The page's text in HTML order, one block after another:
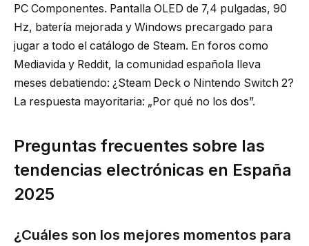
PC Componentes. Pantalla OLED de 7,4 pulgadas, 90
Hz, batería mejorada y Windows precargado para
jugar a todo el catálogo de Steam. En foros como
Mediavida y Reddit, la comunidad española lleva
meses debatiendo: ¿Steam Deck o Nintendo Switch 2?
La respuesta mayoritaria: „Por qué no los dos”.
Preguntas frecuentes sobre las
tendencias electrónicas en España
2025
¿Cuáles son los mejores momentos para